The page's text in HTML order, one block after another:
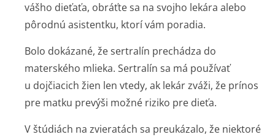
vášho dieťaťa, obráťte sa na svojho lekára alebo
pôrodnú asistentku, ktorí vám poradia.
Bolo dokázané, že sertralín prechádza do
materského mlieka. Sertralín sa má používať
u dojčiacich žien len vtedy, ak lekár zváži, že prínos
pre matku prevýši možné riziko pre dieťa.
V štúdiách na zvieratách sa preukázalo, že niektoré